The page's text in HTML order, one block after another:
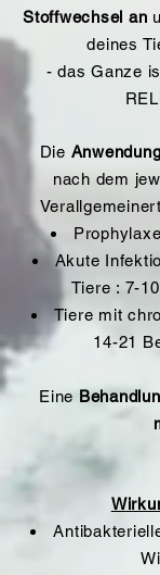
Stoffwechsel an
deines
- das Ganze
Die
nach dem
Akute
Tiere : 7-
Tiere mit
14-21
Eine